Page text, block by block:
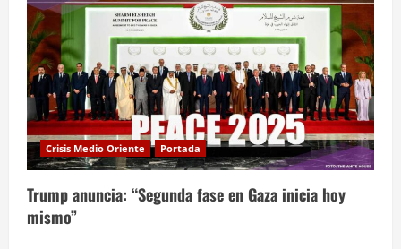
Crisis Medio Oriente Portada
Trump anuncia: “Segunda fase en Gaza inicia hoy
mismo”